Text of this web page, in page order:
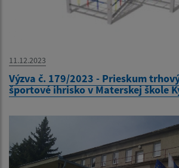
11.12.2023
Výzva č. 179/2023 - Prieskum
športové ihrisko v Materskej škole